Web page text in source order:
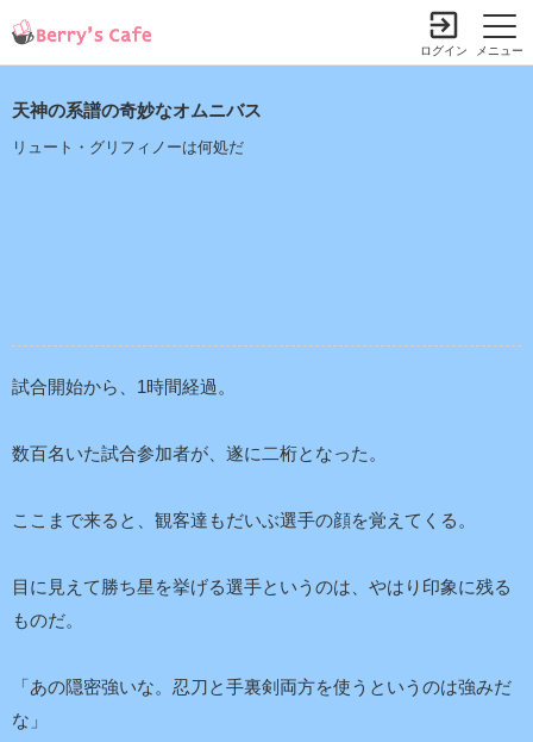
メニュー
ログイン
天神の系譜の奇妙なオムニバス
リュート・グリフィノーは何処だ
試合開始から、1時間経過。
数百名いた試合参加者が、遂に二桁となった。
ここまで来ると、観客達もだいぶ選手の顔を覚えてくる。
目に見えて勝ち星を挙げる選手というのは、やはり印象に残る
ものだ。
「あの隠密強いな。忍刀と手裏剣両方を使うというのは強みだ
な」